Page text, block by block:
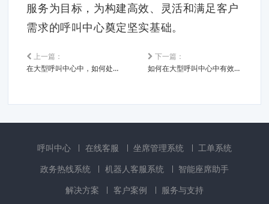
服务为目标，为构建高效、灵活和满足客户
需求的呼叫中心奠定坚实基础。
上一篇：
在大型呼叫中心中，如何处理高峰时段的来电量，确保客户等待时间
下一篇：
如何在大型呼叫中心中有效进行质量保证和监控坐席绩效？
呼叫中心 在线客服 坐席管理系统
工单系统
政务热线系统
机器人客服系统
智能座席助手
解决方案
客户案例
服务与支持